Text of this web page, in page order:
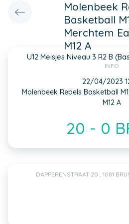
Molenbeek
Basketball
Merchtem
M12 A
U12 Meisjes Niveau 3 R2 B
INFO
22/04/2023
Molenbeek Rebels Basketball
M12 A
20 - 0
DAPPERENSTRAAT 20 , 1081